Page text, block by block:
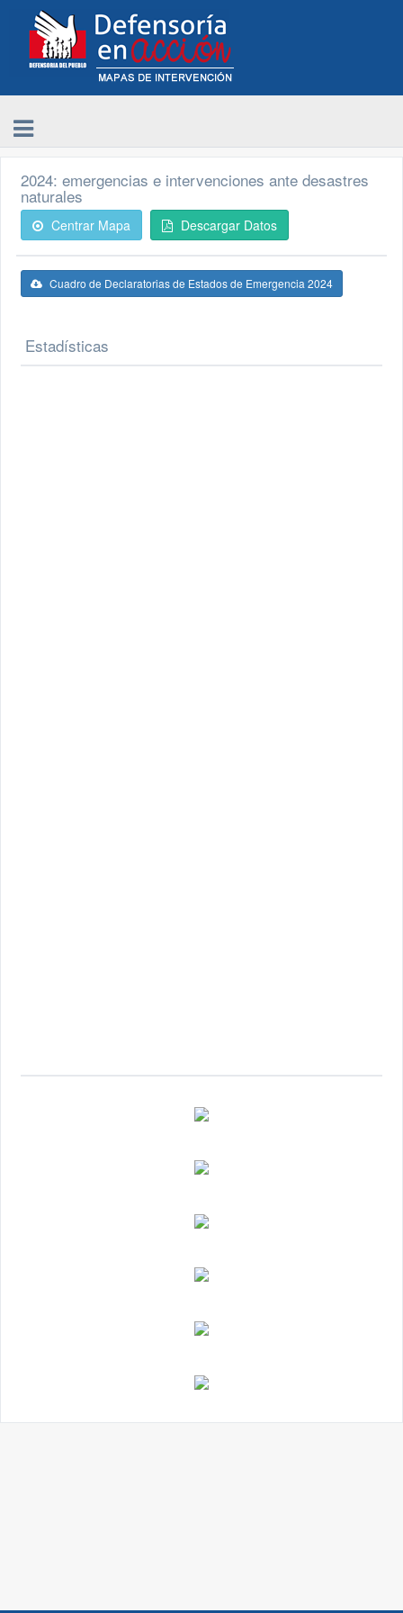
2024: emergencias e intervenciones ante desastres
naturales
Centrar Mapa Descargar Datos
Cuadro de Declaratorias de Estados de Emergencia 2024
Estadísticas